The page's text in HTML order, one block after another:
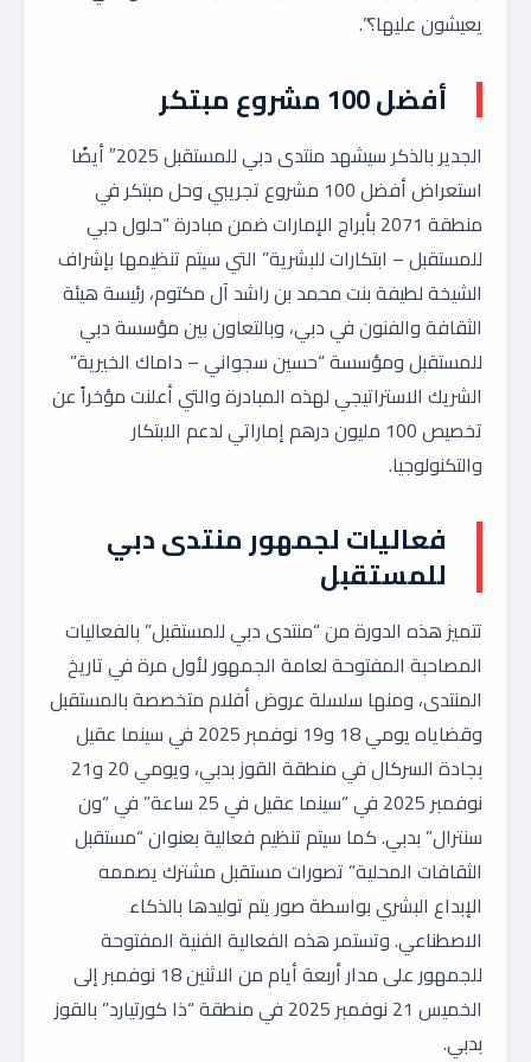
يعيشون عليها؟”.
أفضل 100 مشروع مبتكر
الجدير بالذكر سيشهد منتدى دبي للمستقبل 2025″ أيضًا
استعراض أفضل 100 مشروع تجريبي وحل مبتكر في
منطقة 2071 بأبراج الإمارات ضمن مبادرة “حلول دبي
للمستقبل – ابتكارات للبشرية” التي سيتم تنظيمها بإشراف
الشيخة لطيفة بنت محمد بن راشد آل مكتوم، رئيسة هيئة
الثقافة والفنون في دبي، وبالتعاون بين مؤسسة دبي
للمستقبل ومؤسسة “حسين سجواني – داماك الخيرية”
الشريك الاستراتيجي لهذه المبادرة والتي أعلنت مؤخراً عن
تخصيص 100 مليون درهم إماراتي لدعم الابتكار
والتكنولوجيا.
فعاليات لجمهور منتدى دبي
للمستقبل
تتميز هذه الدورة من “منتدى دبي للمستقبل” بالفعاليات
المصاحبة المفتوحة لعامة الجمهور لأول مرة في تاريخ
المنتدى، ومنها سلسلة عروض أفلام متخصصة بالمستقبل
وقضاياه يومي 18 و19 نوفمبر 2025 في سينما عقيل
بجادة السركال في منطقة القوز بدبي، ويومي 20 و21
نوفمبر 2025 في “سينما عقيل في 25 ساعة” في “ون
سنترال” بدبي. كما سيتم تنظيم فعالية بعنوان “مستقبل
الثقافات المحلية” تصورات مستقبل مشترك يصممه
الإبداع البشري بواسطة صور يتم توليدها بالذكاء
الاصطناعي. وتستمر هذه الفعالية الفنية المفتوحة
للجمهور على مدار أربعة أيام من الاثنين 18 نوفمبر إلى
الخميس 21 نوفمبر 2025 في منطقة “ذا كورتيارد” بالقوز
بدبي.